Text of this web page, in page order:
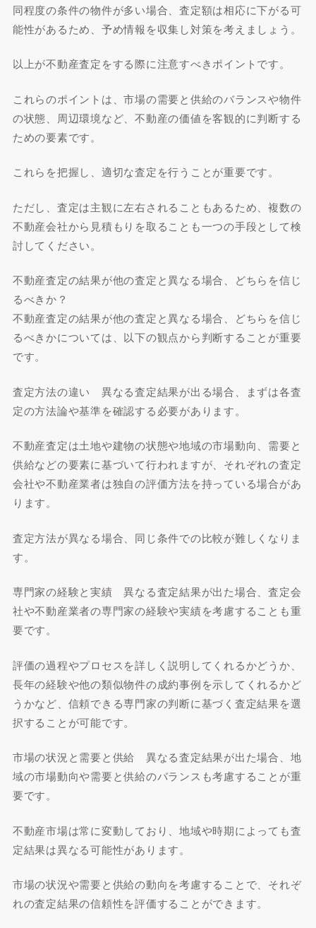
同程度の条件の物件が多い場合、査定額は相応に下がる可
能性があるため、予め情報を収集し対策を考えましょう。
以上が不動産査定をする際に注意すべきポイントです。
これらのポイントは、市場の需要と供給のバランスや物件
の状態、周辺環境など、不動産の価値を客観的に判断する
ための要素です。
これらを把握し、適切な査定を行うことが重要です。
ただし、査定は主観に左右されることもあるため、複数の
不動産会社から見積もりを取ることも一つの手段として検
討してください。
不動産査定の結果が他の査定と異なる場合、どちらを信じ
るべきか？
不動産査定の結果が他の査定と異なる場合、どちらを信じ
るべきかについては、以下の観点から判断することが重要
です。
査定方法の違い 異なる査定結果が出る場合、まずは各査
定の方法論や基準を確認する必要があります。
不動産査定は土地や建物の状態や地域の市場動向、需要と
供給などの要素に基づいて行われますが、それぞれの査定
会社や不動産業者は独自の評価方法を持っている場合があ
ります。
査定方法が異なる場合、同じ条件での比較が難しくなりま
す。
専門家の経験と実績 異なる査定結果が出た場合、査定会
社や不動産業者の専門家の経験や実績を考慮することも重
要です。
評価の過程やプロセスを詳しく説明してくれるかどうか、
長年の経験や他の類似物件の成約事例を示してくれるかど
うかなど、信頼できる専門家の判断に基づく査定結果を選
択することが可能です。
市場の状況と需要と供給 異なる査定結果が出た場合、地
域の市場動向や需要と供給のバランスも考慮することが重
要です。
不動産市場は常に変動しており、地域や時期によっても査
定結果は異なる可能性があります。
市場の状況や需要と供給の動向を考慮することで、それぞ
れの査定結果の信頼性を評価することができます。